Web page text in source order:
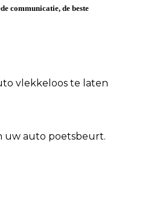
communicatie, de beste
vlekkeloos te laten
uw auto poetsbeurt.